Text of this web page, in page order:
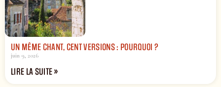
UN MÊME CHANT, CENT VERSIONS : POURQUOI ?
juin 9, 2026
LIRE LA SUITE »